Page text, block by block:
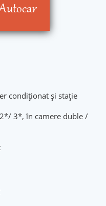
condiționat și stație
3*, în camere duble /